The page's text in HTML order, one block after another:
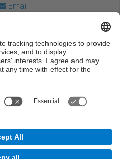
Email
content on this work is
license:Attribution-
Generic